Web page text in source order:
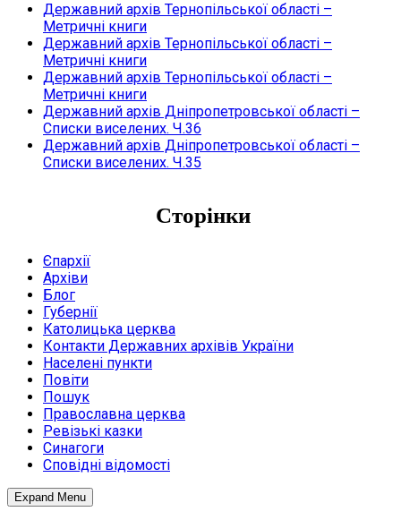
Державний архів Тернопільської області –
Метричні книги
Державний архів Тернопільської області –
Метричні книги
Державний архів Тернопільської області –
Метричні книги
Державний архів Дніпропетровської області –
Списки виселених. Ч.36
Державний архів Дніпропетровської області –
Списки виселених. Ч.35
Сторінки
Єпархії
Архіви
Блог
Губернії
Католицька церква
Контакти Державних архівів України
Населені пункти
Повіти
Пошук
Православна церква
Ревізькі казки
Синагоги
Сповідні відомості
Expand Menu